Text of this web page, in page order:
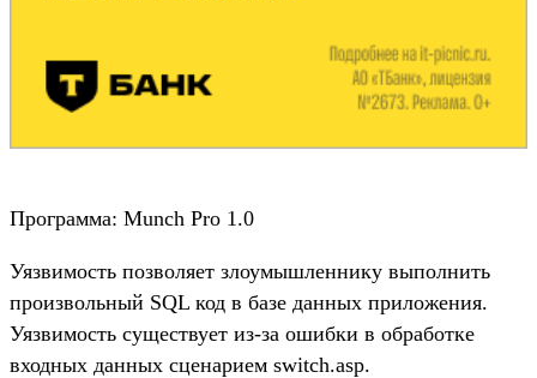
Программа: Munch Pro 1.0
Уязвимость позволяет злоумышленнику выполнить
произвольный SQL код в базе данных приложения.
Уязвимость существует из-за ошибки в обработке
входных данных сценарием switch.asp.